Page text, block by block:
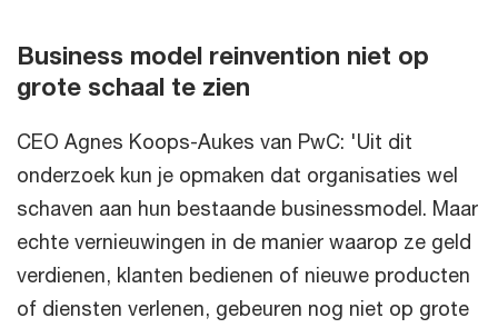
Business model reinvention niet op
grote schaal te zien
CEO Agnes Koops-Aukes van PwC: 'Uit dit
onderzoek kun je opmaken dat organisaties wel
schaven aan hun bestaande businessmodel. Maar
echte vernieuwingen in de manier waarop ze geld
verdienen, klanten bedienen of nieuwe producten
of diensten verlenen, gebeuren nog niet op grote